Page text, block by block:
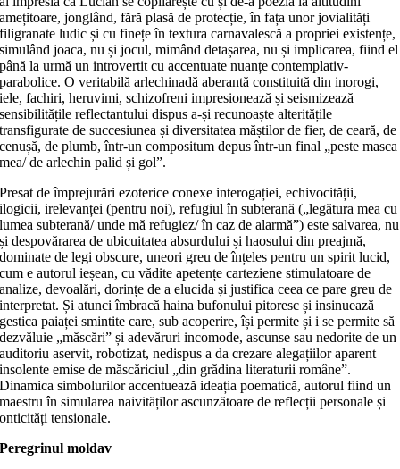
amețitoare, jonglând, fără plasă de protecție, în fața unor jovialități
filigranate ludic și cu finețe în textura carnavalescă a propriei existențe,
simulând joaca, nu și jocul, mimând detașarea, nu și implicarea, fiind el
până la urmă un introvertit cu accentuate nuanțe contemplativ-
parabolice. O veritabilă arlechinadă aberantă constituită din inorogi,
iele, fachiri, heruvimi, schizofreni impresionează și seismizează
sensibilitățile reflectantului dispus a-și recunoaște alteritățile
transfigurate de succesiunea și diversitatea măștilor de fier, de ceară, de
cenușă, de plumb, într-un compositum depus într-un final „peste masca
mea/ de arlechin palid și gol”.
Presat de împrejurări ezoterice conexe interogației, echivocității,
ilogicii, irelevanței (pentru noi), refugiul în subterană („legătura mea cu
lumea subterană/ unde mă refugiez/ în caz de alarmă”) este salvarea, nu
și despovărarea de ubicuitatea absurdului și haosului din preajmă,
dominate de legi obscure, uneori greu de înțeles pentru un spirit lucid,
cum e autorul ieșean, cu vădite apetențe carteziene stimulatoare de
analize, devoalări, dorințe de a elucida și justifica ceea ce pare greu de
interpretat. Și atunci îmbracă haina bufonului pitoresc și insinuează
gestica paiaței smintite care, sub acoperire, își permite și i se permite să
dezvăluie „măscări” și adevăruri incomode, ascunse sau nedorite de un
auditoriu aservit, robotizat, nedispus a da crezare alegațiilor aparent
insolente emise de măscăriciul „din grădina literaturii române”.
Dinamica simbolurilor accentuează ideația poematică, autorul fiind un
maestru în simularea naivităților ascunzătoare de reflecții personale și
onticități tensionale.
Peregrinul moldav